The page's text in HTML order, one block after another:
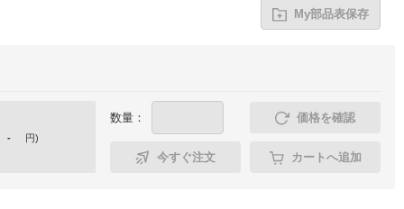
My部品表保存
- 円)
数量： 価格を確認
今すぐ注文 カートへ追加